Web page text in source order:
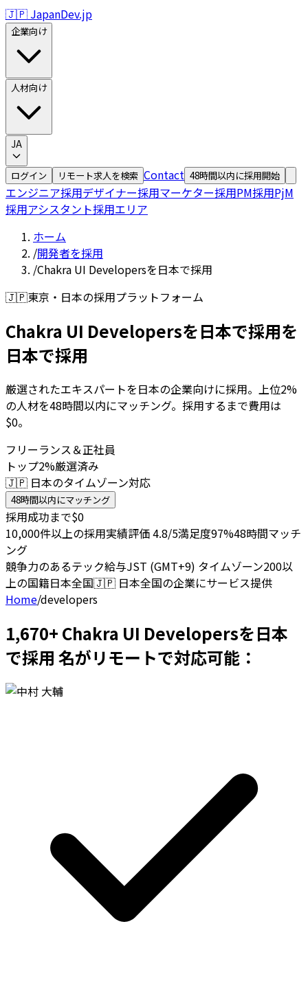
🇯🇵 JapanDev.jp
企業向け
人材向け
JA
ログイン リモート求人を検索 Contact 48時間以内に採用開始
エンジニア採用デザイナー採用マーケター採用PM採用PjM
採用アシスタント採用エリア
ホーム
/開発者を採用
/Chakra UI Developersを日本で採用
🇯🇵東京・日本の採用プラットフォーム
Chakra UI Developersを日本で採用を
日本で採用
厳選されたエキスパートを日本の企業向けに採用。上位2%
の人材を48時間以内にマッチング。採用するまで費用は
$0。
フリーランス＆正社員
トップ2%厳選済み
🇯🇵 日本のタイムゾーン対応
48時間以内にマッチング
採用成功まで$0
10,000件以上の採用実績評価 4.8/5満足度97%48時間マッチ
ング
競争力のあるテック給与JST (GMT+9) タイムゾーン200以
上の国籍日本全国🇯🇵 日本全国の企業にサービス提供
Home/developers
1,670+ Chakra UI Developersを日本
で採用 名がリモートで対応可能：